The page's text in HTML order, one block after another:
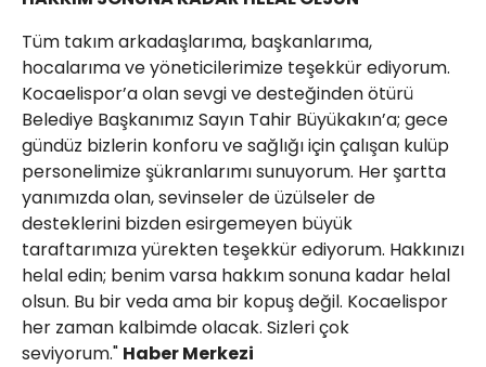
Tüm takım arkadaşlarıma, başkanlarıma,
hocalarıma ve yöneticilerimize teşekkür ediyorum.
Kocaelispor’a olan sevgi ve desteğinden ötürü
Belediye Başkanımız Sayın Tahir Büyükakın’a; gece
gündüz bizlerin konforu ve sağlığı için çalışan kulüp
personelimize şükranlarımı sunuyorum. Her şartta
yanımızda olan, sevinseler de üzülseler de
desteklerini bizden esirgemeyen büyük
taraftarımıza yürekten teşekkür ediyorum. Hakkınızı
helal edin; benim varsa hakkım sonuna kadar helal
olsun. Bu bir veda ama bir kopuş değil. Kocaelispor
her zaman kalbimde olacak. Sizleri çok
seviyorum." Haber Merkezi